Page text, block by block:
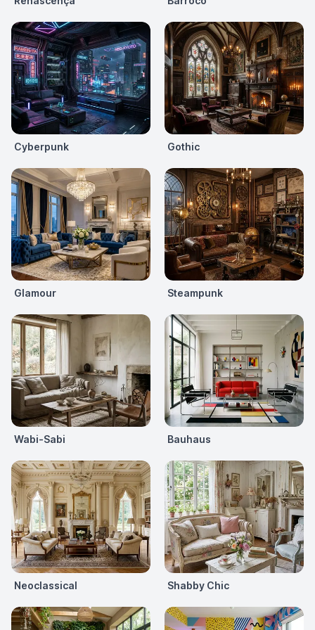
Cyberpunk Gothic
Glamour Steampunk
Wabi-Sabi Bauhaus
Neoclassical Shabby Chic